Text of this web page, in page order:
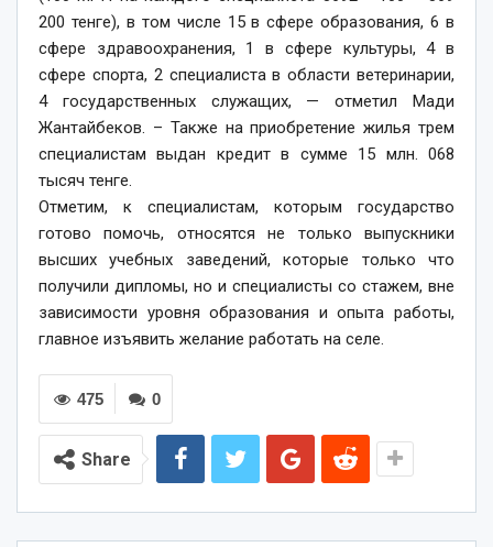
200 тенге), в том числе 15 в сфере образования, 6 в
сфере здравоохранения, 1 в сфере культуры, 4 в
сфере спорта, 2 специалиста в области ветеринарии,
4 государственных служащих, — отметил Мади
Жантайбеков. – Также на приобретение жилья трем
специалистам выдан кредит в сумме 15 млн. 068
тысяч тенге.
Отметим, к специалистам, которым государство
готово помочь, относятся не только выпускники
высших учебных заведений, которые только что
получили дипломы, но и специалисты со стажем, вне
зависимости уровня образования и опыта работы,
главное изъявить желание работать на селе.
0
475
Share